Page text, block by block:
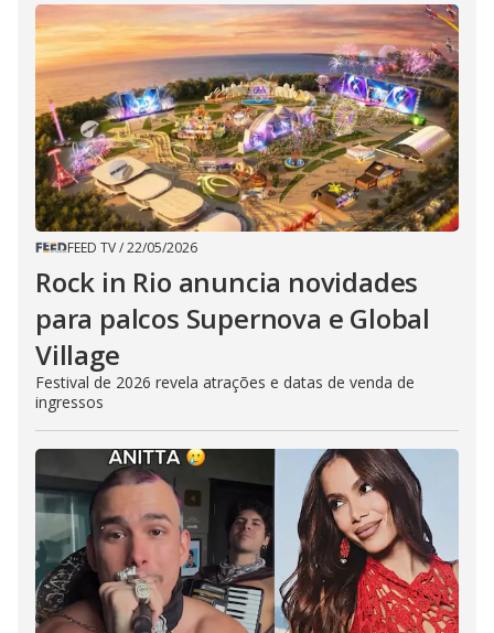
FEED TV/22/05/2026
Rock in Rio anuncia novidades
para palcos Supernova e Global
Village
Festival de 2026 revela atrações e datas de venda de
ingressos